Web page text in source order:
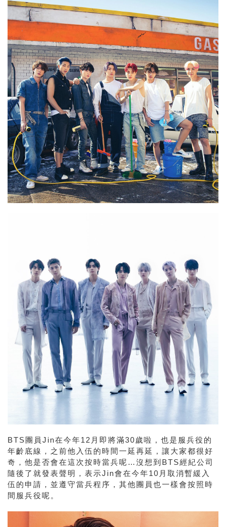
BTS團員 Jin在今年12 月即將滿30歲啦，也是服兵役的
年齡底線，之前他入伍的時間一延再延，讓大家都很好
奇，他是否會在這次按時當兵呢 … 沒想到 BTS經紀公司
隨後了就發表聲明，表示Jin會在今年10 月取消暫緩入
伍的申請，並遵守當兵程序，其他團員也一樣會按照時
間服兵役呢。